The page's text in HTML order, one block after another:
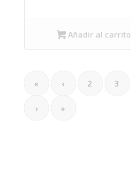
Añadir al carrito
« ‹ 2 3
› »